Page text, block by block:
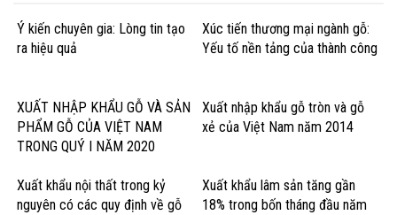
Ý kiến chuyên gia: Lòng tin tạo
ra hiệu quả
Xúc tiến thương mại ngành gỗ:
Yếu tố nền tảng của thành công
XUẤT NHẬP KHẨU GỖ VÀ SẢN
PHẨM GỖ CỦA VIỆT NAM
TRONG QUÝ I NĂM 2020
Xuất nhập khẩu gỗ tròn và gỗ
xẻ của Việt Nam năm 2014
Xuất khẩu nội thất trong kỷ
nguyên có các quy định về gỗ
Xuất khẩu lâm sản tăng gần
18% trong bốn tháng đầu năm